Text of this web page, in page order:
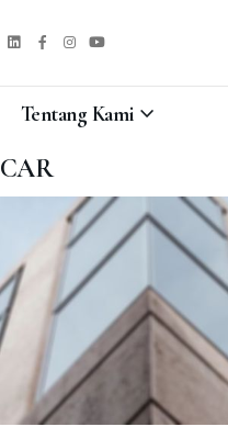
Tentang Kami
CAR